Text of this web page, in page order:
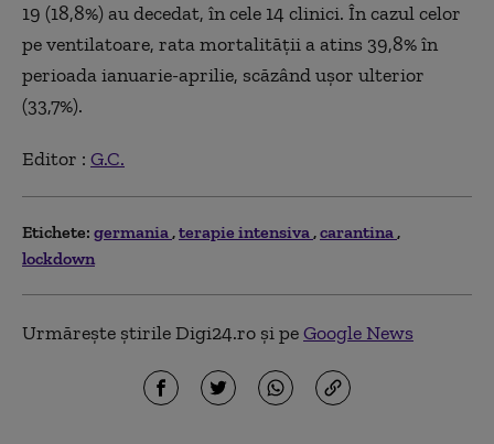
19 (18,8%) au decedat, în cele 14 clinici. În cazul celor
pe ventilatoare, rata mortalităţii a atins 39,8% în
perioada ianuarie-aprilie, scăzând uşor ulterior
(33,7%).
Editor : G.C.
Etichete: germania terapie intensiva carantina
lockdown
Urmărește știrile Digi24.ro și peGoogle News